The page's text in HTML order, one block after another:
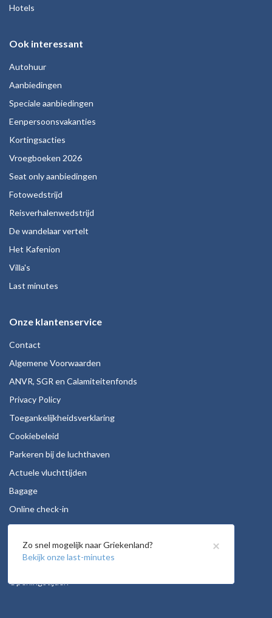
Hotels
Ook interessant
Autohuur
Aanbiedingen
Speciale aanbiedingen
Eenpersoonsvakanties
Kortingsacties
Vroegboeken 2026
Seat only aanbiedingen
Fotowedstrijd
Reisverhalenwedstrijd
De wandelaar vertelt
Het Kafenion
Villa's
Last minutes
Onze klantenservice
Contact
Algemene Voorwaarden
ANVR, SGR en Calamiteitenfonds
Privacy Policy
Toegankelijkheidsverklaring
Cookiebeleid
Parkeren bij de luchthaven
Actuele vluchttijden
Bagage
Online check-in
Stoelreservering
Autohuur
Vacatures
Openingstijden
×
Zo snel mogelijk naar Griekenland?
Bekijk onze last-minutes